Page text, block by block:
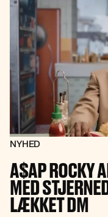
NYHED
A$AP ROCKY
MED
LÆKKET DM